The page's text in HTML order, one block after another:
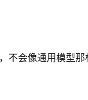
会像通用模型